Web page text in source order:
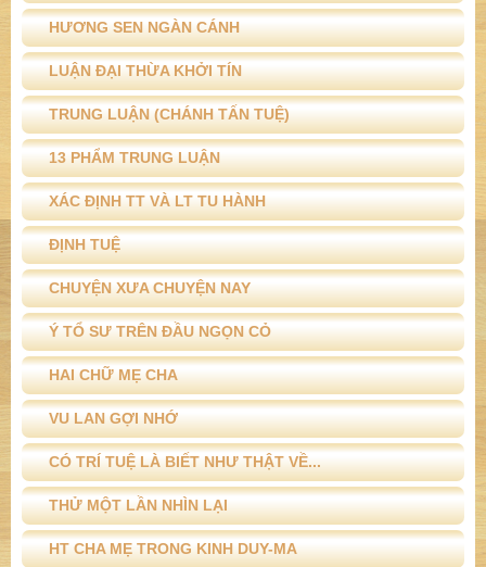
HƯƠNG SEN NGÀN CÁNH
LUẬN ĐẠI THỪA KHỞI TÍN
TRUNG LUẬN (CHÁNH TẤN TUỆ)
13 PHẨM TRUNG LUẬN
XÁC ĐỊNH TT VÀ LT TU HÀNH
ĐỊNH TUỆ
CHUYỆN XƯA CHUYỆN NAY
Ý TỔ SƯ TRÊN ĐẦU NGỌN CỎ
HAI CHỮ MẸ CHA
VU LAN GỢI NHỚ
CÓ TRÍ TUỆ LÀ BIẾT NHƯ THẬT VỀ...
THỬ MỘT LẦN NHÌN LẠI
HT CHA MẸ TRONG KINH DUY-MA